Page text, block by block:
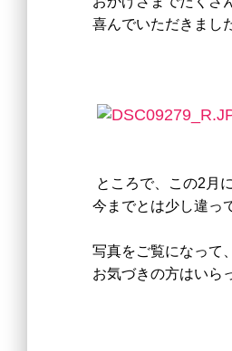
喜んでいただきまし
ところで、この2月
今までとは少し違っ
写真をご覧になって、
お気づきの方はいら